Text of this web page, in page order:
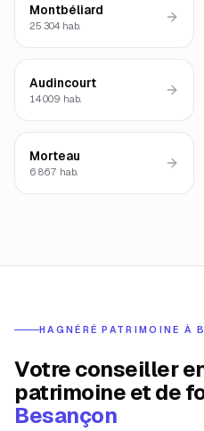
Montbéliard
25 304 hab.
Audincourt
14 009 hab.
Morteau
6 867 hab.
HAGNÉRÉ PATRIMOINE À
Votre conseiller
patrimoine et de
Besançon